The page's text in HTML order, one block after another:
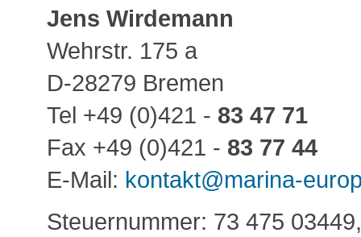
Jens Wirdemann
Wehrstr. 175 a
D-28279 Bremen
Tel +49 (0)421 - 83 47 71
Fax +49 (0)421 - 83 77 44
E-Mail: kontakt@marina-
Steuernummer: 73 475